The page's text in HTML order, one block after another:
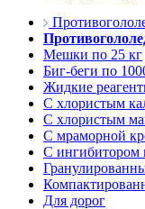
Мешки по 25 кг
Биг-беги по
Жидкие
С хлористым
С хлористым
С мраморной
С ингибитором
Для дорог